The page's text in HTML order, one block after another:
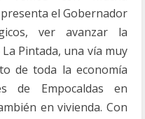
el Gobernador
ver avanzar la
Pintada, una vía muy
de toda la economía
de Empocaldas en
en vivienda. Con